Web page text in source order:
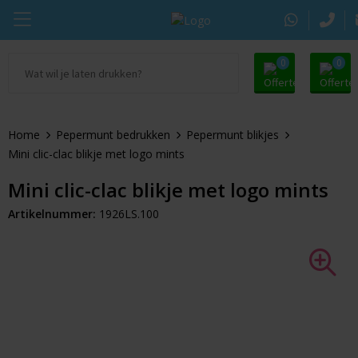
0 0
Chocolade
Pepermunt
Kauwgom
Alle promosupply
Oranje artikelen
Dag van de Zorg
Door de Brievenbus
Sportlife
Chupa Chups
Pringles
Home Pepermunt bedrukken
Pepermunt blikjes
Mini clic-clac blikje met logo mints
Mini clic-clac blikje met logo mints
Artikelnummer: 1926LS.100